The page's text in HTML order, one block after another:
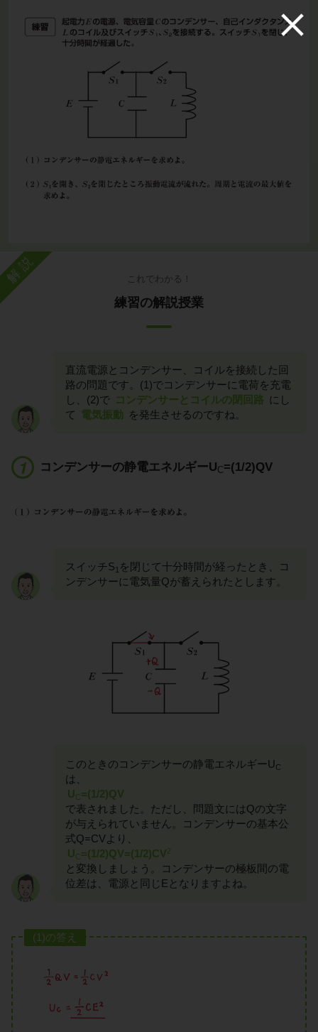
解説 これでわかる！
練習の解説授業
直流電源とコンデンサー、コイルを接続した回
路の問題です。(1)でコンデンサーに電荷を充電
し、(2)で コンデンサーとコイルの閉回路 にし
て
電気振動 を発生させるのですね。
コンデンサーの静電エネルギーUC=(1/2)QV
スイッチS1 を閉じて十分時間が経ったとき、コ
ンデンサーに電気量Qが蓄えられたとします。
このときのコンデンサーの静電エネルギーUC
は、
UC=(1/2)QV
で表されました。ただし、問題文にはQの文字
が与えられていません。コンデンサーの基本公
式Q=CVより、
UC=(1/2)QV=(1/2)CV2
と変換しましょう。コンデンサーの極板間の電
位差は、電源と同じEとなりますよね。
(1)の答え